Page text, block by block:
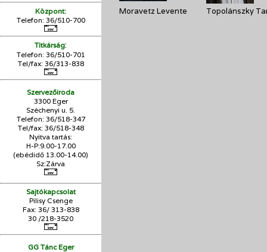
Központ:
Telefon: 36/510-700
Titkárság:
Telefon: 36/510-701
Tel/fax: 36/313-838
Szervezőiroda
3300 Eger
Széchenyi u. 5.
Telefon: 36/518-347
Tel/fax: 36/518-348
Nyitva tartás:
H-P:9.00-17.00
(ebédidő 13.00-14.00)
Sz:Zárva
Sajtókapcsolat
Pilisy Csenge
Fax: 36/ 313-838
30 /218-3520
GG Tánc Eger
Moravetz Levente Topolánszky